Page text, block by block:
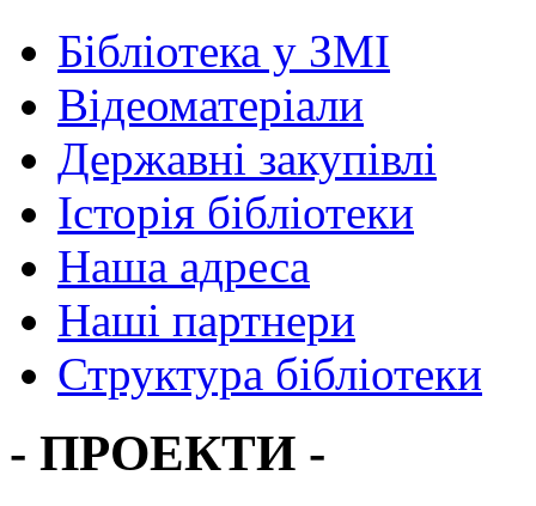
Бібліотека у ЗМІ
Відеоматеріали
Державні закупівлі
Історія бібліотеки
Наша адреса
Наші партнери
Структура бібліотеки
- ПРОЕКТИ -